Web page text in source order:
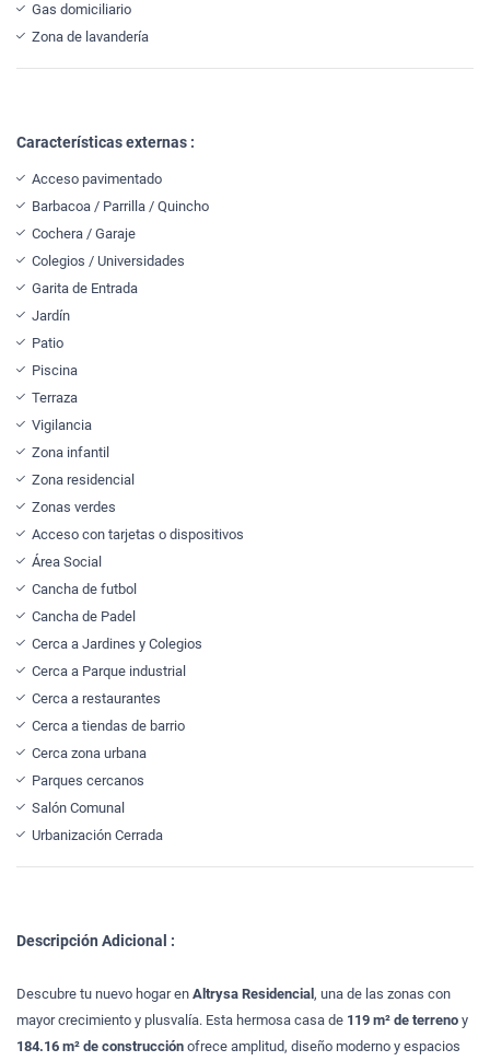
Gas domiciliario
Zona de lavandería
Características externas :
Acceso pavimentado
Barbacoa / Parrilla / Quincho
Cochera / Garaje
Colegios / Universidades
Garita de Entrada
Jardín
Patio
Piscina
Terraza
Vigilancia
Zona infantil
Zona residencial
Zonas verdes
Acceso con tarjetas o dispositivos
Área Social
Cancha de futbol
Cancha de Padel
Cerca a Jardines y Colegios
Cerca a Parque industrial
Cerca a restaurantes
Cerca a tiendas de barrio
Cerca zona urbana
Parques cercanos
Salón Comunal
Urbanización Cerrada
Descripción Adicional :
Descubre tu nuevo hogar en Altrysa Residencial , una de las zonas con
mayor crecimiento y plusvalía. Esta hermosa casa de 119 m² de terreno y
184.16 m² de construcción ofrece amplitud, diseño moderno y espacios